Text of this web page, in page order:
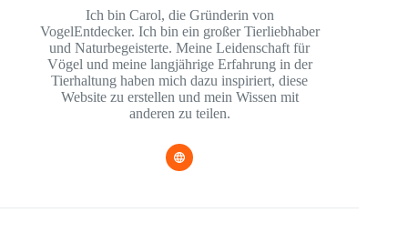
Ich bin Carol, die Gründerin von
VogelEntdecker. Ich bin ein großer Tierliebhaber
und Naturbegeisterte. Meine Leidenschaft für
Vögel und meine langjährige Erfahrung in der
Tierhaltung haben mich dazu inspiriert, diese
Website zu erstellen und mein Wissen mit
anderen zu teilen.